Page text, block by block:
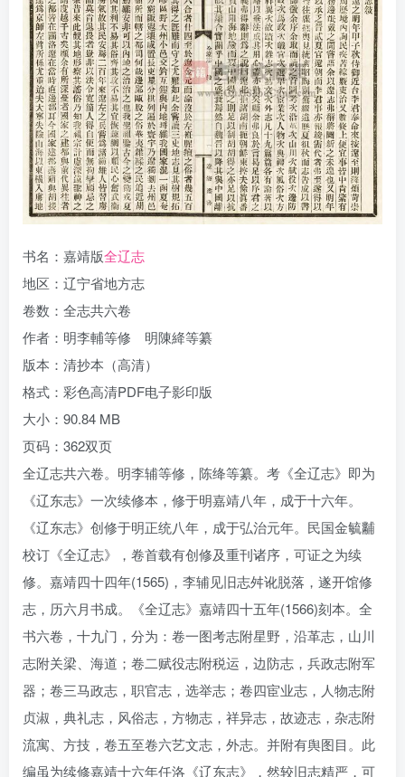
书名：嘉靖版全辽志
地区：辽宁省地方志
卷数：全志共六卷
作者：明李輔等修 明陳絳等纂
版本：清抄本（高清）
格式：彩色高清PDF电子影印版
大小：90.84 MB
页码：362双页
全辽志共六卷。明李辅等修，陈绛等纂。考《全辽志》即为
《辽东志》一次续修本，修于明嘉靖八年，成于十六年。
《辽东志》创修于明正统八年，成于弘治元年。民国金毓黼
校订《全辽志》，卷首载有创修及重刊诸序，可证之为续
修。嘉靖四十四年(1565)，李辅见旧志舛讹脱落，遂开馆修
志，历六月书成。《全辽志》嘉靖四十五年(1566)刻本。全
书六卷，十九门，分为：卷一图考志附星野，沿革志，山川
志附关梁、海道；卷二赋役志附税运，边防志，兵政志附军
器；卷三马政志，职官志，选举志；卷四宦业志，人物志附
贞淑，典礼志，风俗志，方物志，祥异志，故迹志，杂志附
流寓、方技，卷五至卷六艺文志，外志。并附有舆图目。此
编虽为续修嘉靖十六年任洛《辽东志》，然较旧志精严，可